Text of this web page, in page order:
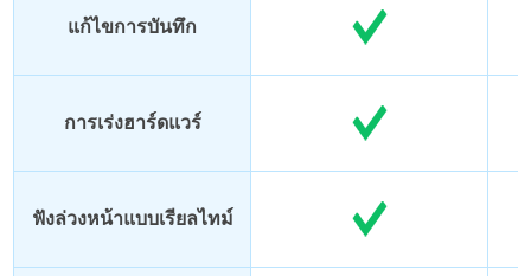
แก้ไขการบันทึก
การเร่งฮาร์ดแวร์
ฟังล่วงหน้าแบบเรียลไทม์